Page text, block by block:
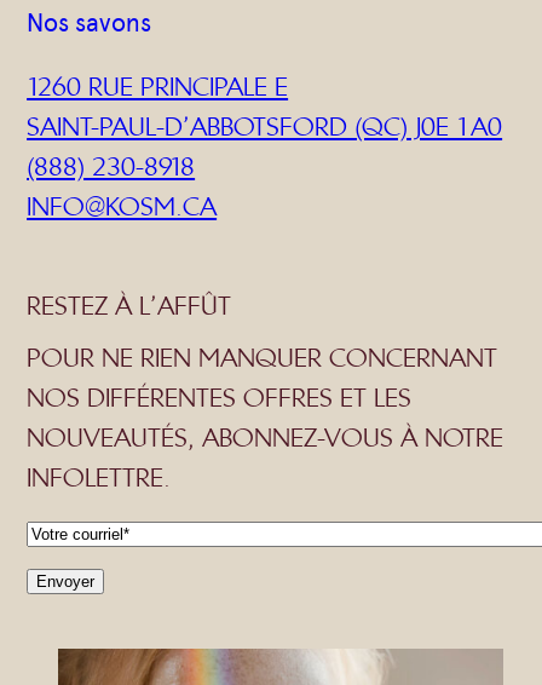
Nos savons
1260 RUE PRINCIPALE E
SAINT-PAUL-D’ABBOTSFORD (QC) J0E 1A0
(888) 230-8918
INFO@KOSM.CA
RESTEZ À L’AFFÛT
POUR NE RIEN MANQUER CONCERNANT
NOS DIFFÉRENTES OFFRES ET LES
NOUVEAUTÉS, ABONNEZ-VOUS À NOTRE
INFOLETTRE.
C
oEnvoyer